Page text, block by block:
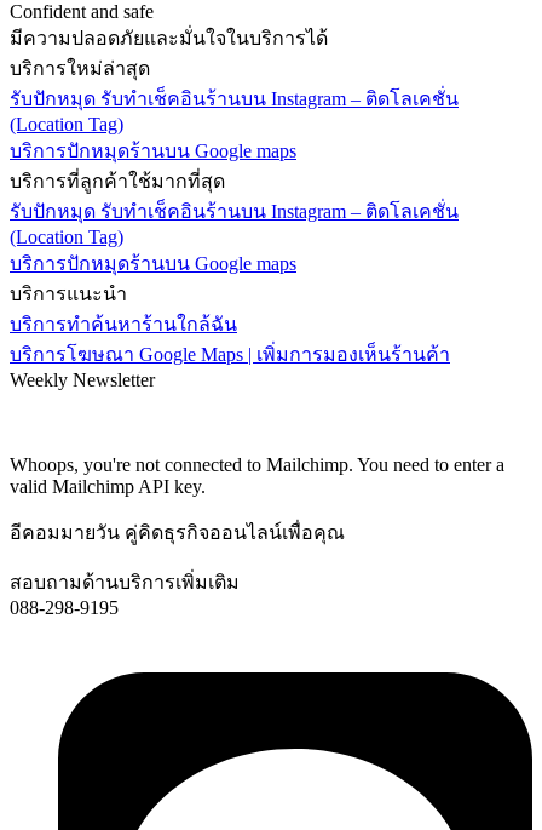
Confident and safe
มีความปลอดภัยและมั่นใจในบริการได้
บริการใหม่ล่าสุด
รับปักหมุด รับทำเช็คอินร้านบน Instagram – ติดโลเคชั่น
(Location Tag)
บริการปักหมุดร้านบน Google maps
บริการที่ลูกค้าใช้มากที่สุด
รับปักหมุด รับทำเช็คอินร้านบน Instagram – ติดโลเคชั่น
(Location Tag)
บริการปักหมุดร้านบน Google maps
บริการแนะนำ
บริการทำค้นหาร้านใกล้ฉัน
บริการโฆษณา Google Maps | เพิ่มการมองเห็นร้านค้า
Weekly Newsletter
Whoops, you're not connected to Mailchimp. You need to enter a
valid Mailchimp API key.
อีคอมมายวัน คู่คิดธุรกิจออนไลน์เพื่อคุณ
สอบถามด้านบริการเพิ่มเติม
088-298-9195